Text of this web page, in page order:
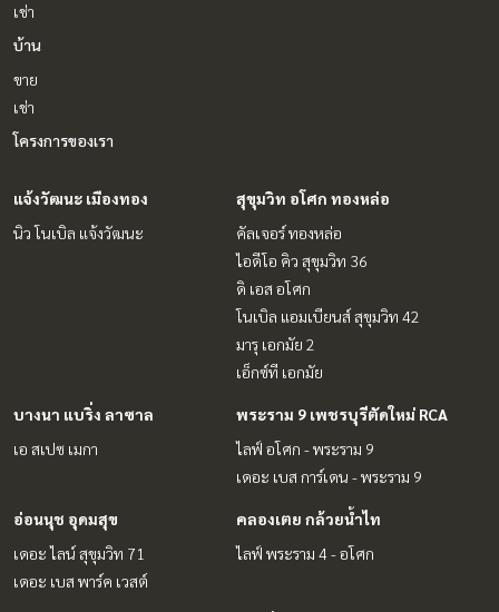
เช่า
บ้าน
ขาย
เช่า
โครงการของเรา
แจ้งวัฒนะ เมืองทอง
นิว โนเบิล แจ้งวัฒนะ
สุขุมวิท อโศก ทองหล่อ
คัลเจอร์ ทองหล่อ
ไอดีโอ คิว สุขุมวิท 36
ดิ เอส อโศก
โนเบิล แอมเบียนส์ สุขุมวิท 42
มารุ เอกมัย 2
เอ็กซ์ที เอกมัย
บางนา แบริ่ง ลาซาล
เอ สเปซ เมกา
พระราม 9 เพชรบุรีตัดใหม่ RCA
ไลฟ์ อโศก - พระราม 9
เดอะ เบส การ์เดน - พระราม 9
อ่อนนุช อุดมสุข
เดอะ ไลน์ สุขุมวิท 71
เดอะ เบส พาร์ค เวสต์
คลองเตย กล้วยน้ำไท
ไลฟ์ พระราม 4 - อโศก